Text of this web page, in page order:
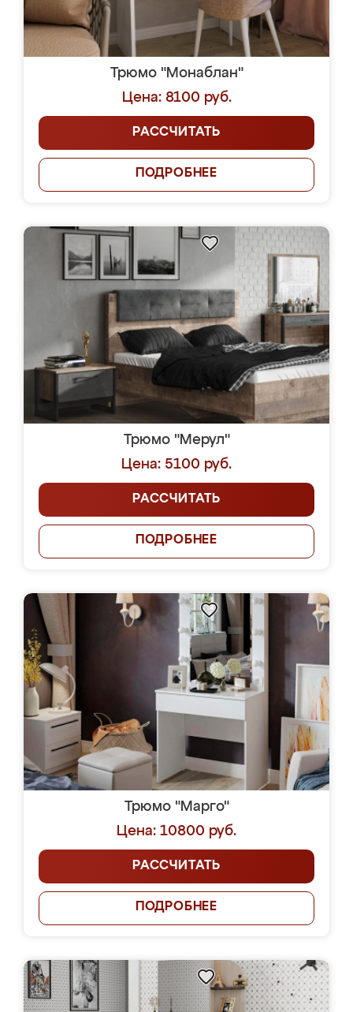
Трюмо "Монаблан"
Цена: 8100 руб.
РАССЧИТАТЬ
ПОДРОБНЕЕ
Трюмо "Мерул"
Цена: 5100 руб.
РАССЧИТАТЬ
ПОДРОБНЕЕ
Трюмо "Марго"
Цена: 10800 руб.
РАССЧИТАТЬ
ПОДРОБНЕЕ